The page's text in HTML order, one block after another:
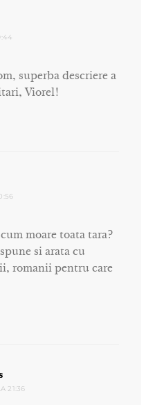
superba descriere a
Viorel!
moare toata tara?
si arata cu
romanii pentru care
21:36